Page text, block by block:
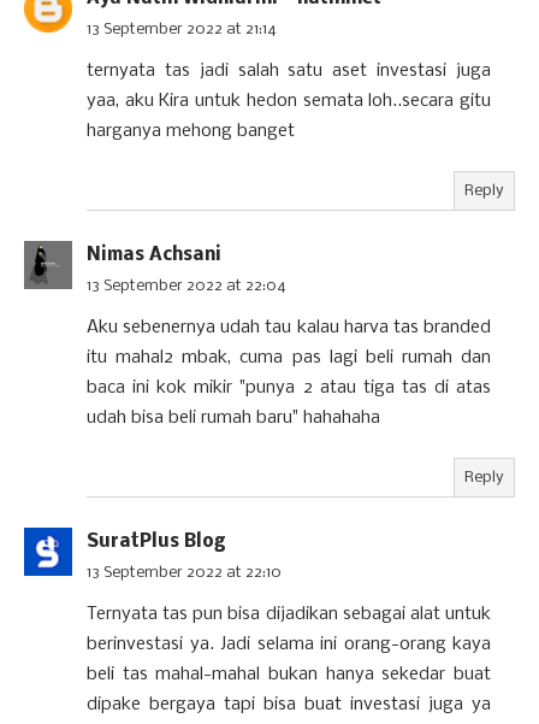
13 September 2022 at 21:14
ternyata tas jadi salah satu aset investasi juga
yaa, aku Kira untuk hedon semata loh..secara gitu
harganya mehong banget
Reply
Nimas Achsani
13 September 2022 at 22:04
Aku sebenernya udah tau kalau harva tas branded
itu mahal2 mbak, cuma pas lagi beli rumah dan
baca ini kok mikir "punya 2 atau tiga tas di atas
udah bisa beli rumah baru" hahahaha
Reply
SuratPlus Blog
13 September 2022 at 22:10
Ternyata tas pun bisa dijadikan sebagai alat untuk
berinvestasi ya. Jadi selama ini orang-orang kaya
beli tas mahal-mahal bukan hanya sekedar buat
dipake bergaya tapi bisa buat investasi juga ya